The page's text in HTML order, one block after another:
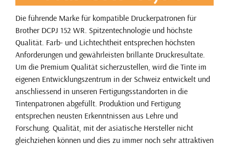
Die führende Marke für kompatible Druckerpatronen für
Brother DCPJ 152 WR. Spitzentechnologie und höchste
Qualität. Farb- und Lichtechtheit entsprechen höchsten
Anforderungen und gewährleisten brillante Druckresultate.
Um die Premium Qualität sicherzustellen, wird die Tinte im
eigenen Entwicklungszentrum in der Schweiz entwickelt und
anschliessend in unseren Fertigungsstandorten in die
Tintenpatronen abgefüllt. Produktion und Fertigung
entsprechen neusten Erkenntnissen aus Lehre und
Forschung. Qualität, mit der asiatische Hersteller nicht
gleichziehen können und dies zu immer noch sehr attraktiven